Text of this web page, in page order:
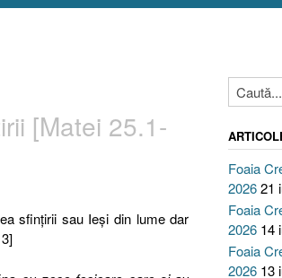
[Matei 25.1-
sfinţirii sau Ieşi din lume dar
Foaia
202621
Foaia
2026 14
Foaia
2026 13